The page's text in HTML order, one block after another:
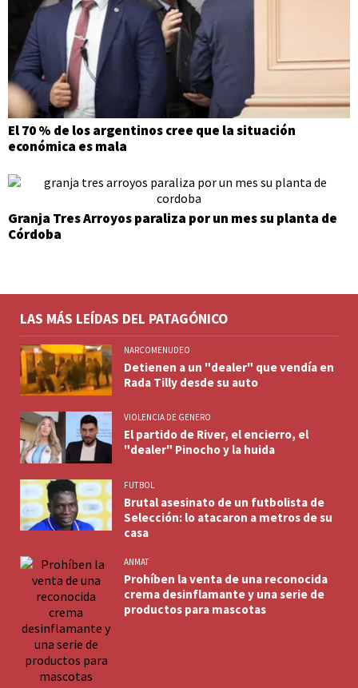
El 70 % de los argentinos cree que la situación
económica es mala
Granja Tres Arroyos paraliza por un mes su planta de
Córdoba
LAS MÁS LEÍDAS DEL PATAGÓNICO
NARCOMENUDEO
Detienen a un "dealer" que vendía en
Rada Tilly desde su auto
VIOLENCIA DE GENERO
El partido de River, el encierro, el
"dealer" Pinocho y la huida
FUTBOL
Brutal asesinato de un futbolista de
Selección: lo atacaron a metros de su
casa
ANMAT
Prohíben la venta de una reconocida
crema desinflamante y una serie de
productos para mascotas